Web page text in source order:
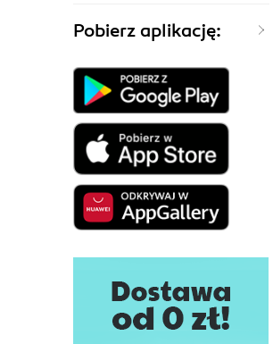
Pobierz aplikację: